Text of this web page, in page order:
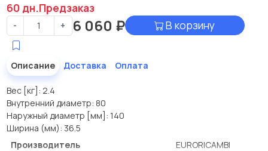
60 дн.Предзаказ
- + 6 060 ₽ В корзину
Описание Доставка Оплата
Вес [кг]: 2.4
Внутренний диаметр: 80
Наружный диаметр [мм]: 140
Ширина (мм): 36.5
Производитель
EURORICAMBI